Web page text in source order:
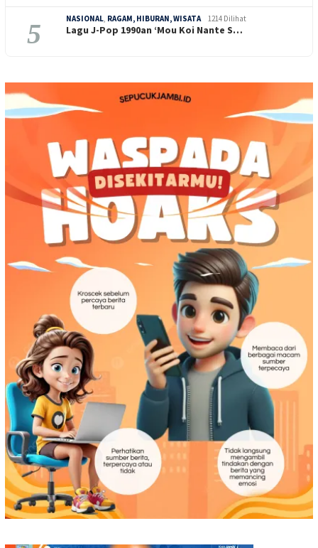
5 NASIONAL RAGAM, HIBURAN, WISATA 1214 Dilihat
Lagu J-Pop 1990an ‘Mou Koi Nante S…